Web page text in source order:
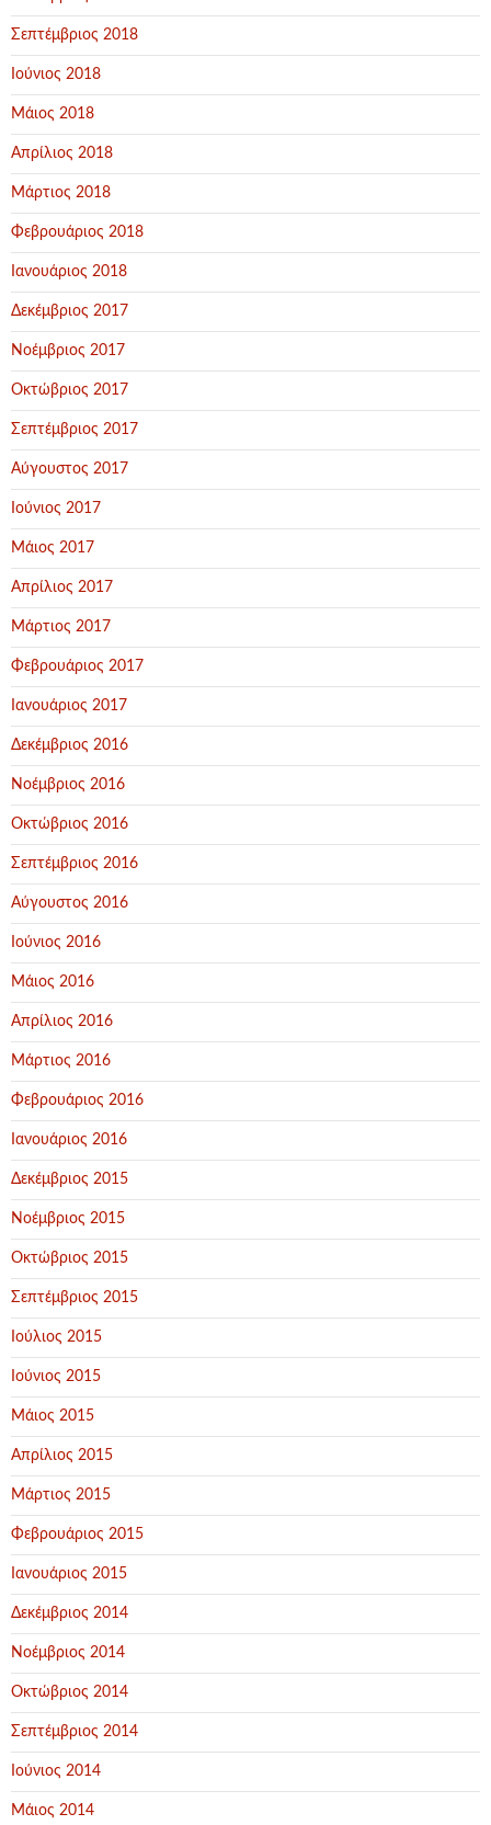
Σεπτέμβριος 2018
Ιούνιος 2018
Μάιος 2018
Απρίλιος 2018
Μάρτιος 2018
Φεβρουάριος 2018
Ιανουάριος 2018
Δεκέμβριος 2017
Νοέμβριος 2017
Οκτώβριος 2017
Σεπτέμβριος 2017
Αύγουστος 2017
Ιούνιος 2017
Μάιος 2017
Απρίλιος 2017
Μάρτιος 2017
Φεβρουάριος 2017
Ιανουάριος 2017
Δεκέμβριος 2016
Νοέμβριος 2016
Οκτώβριος 2016
Σεπτέμβριος 2016
Αύγουστος 2016
Ιούνιος 2016
Μάιος 2016
Απρίλιος 2016
Μάρτιος 2016
Φεβρουάριος 2016
Ιανουάριος 2016
Δεκέμβριος 2015
Νοέμβριος 2015
Οκτώβριος 2015
Σεπτέμβριος 2015
Ιούλιος 2015
Ιούνιος 2015
Μάιος 2015
Απρίλιος 2015
Μάρτιος 2015
Φεβρουάριος 2015
Ιανουάριος 2015
Δεκέμβριος 2014
Νοέμβριος 2014
Οκτώβριος 2014
Σεπτέμβριος 2014
Ιούνιος 2014
Μάιος 2014